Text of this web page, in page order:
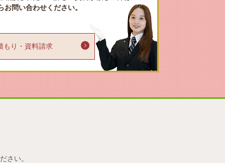
お問い合わせください。
・資料請求
さい。